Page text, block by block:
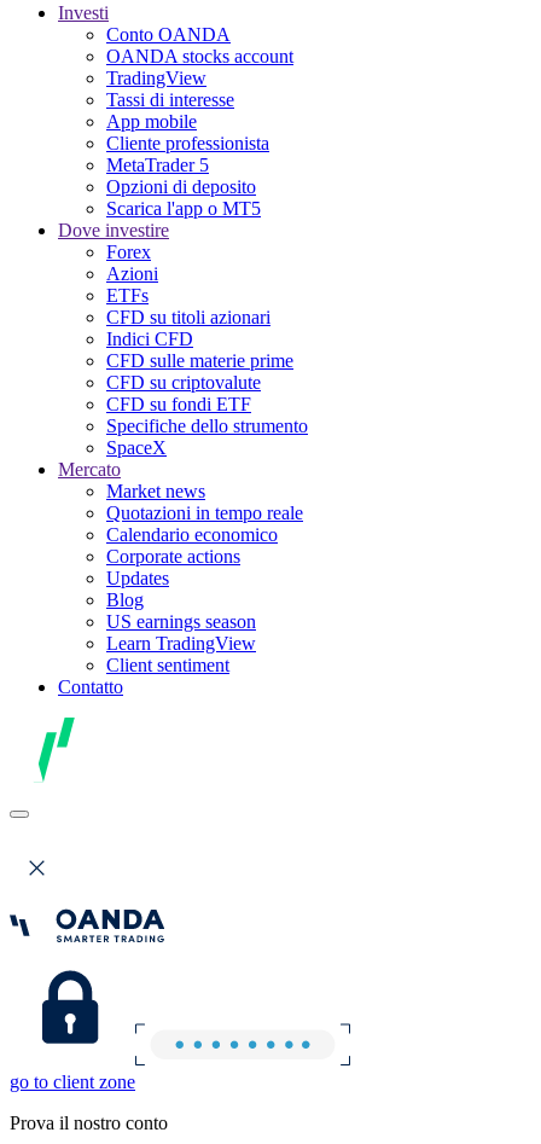
Investi
Conto OANDA
OANDA stocks account
TradingView
Tassi di interesse
App mobile
Cliente professionista
MetaTrader 5
Opzioni di deposito
Scarica l'app o MT5
Dove investire
Forex
Azioni
ETFs
CFD su titoli azionari
Indici CFD
CFD sulle materie prime
CFD su criptovalute
CFD su fondi ETF
Specifiche dello strumento
SpaceX
Mercato
Market news
Quotazioni in tempo reale
Calendario economico
Corporate actions
Updates
Blog
US earnings season
Learn TradingView
Client sentiment
Contatto
go to client zone
Prova il nostro conto